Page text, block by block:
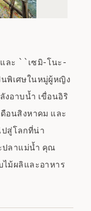
ละ ``เซมิ-โนะ-
พิเศษในหมู่ผู้หญิง
งอาบน้ำ เขื่อนอิริ
อนสิงหาคม และ
สู่โลกที่น่า
ปลาแม่น้ำ คุณ
ไม้ผลิและอาหาร